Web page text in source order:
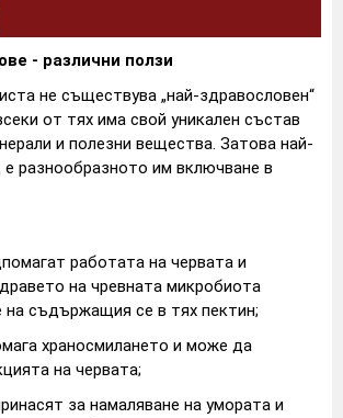
- различни ползи
не съществува „най-здравословен“
от тях има свой уникален състав
и полезни вещества. Затова най-
разнообразното им включване в
работата на червата и
на чревната микробиота
на съдържащия се в тях пектин;
храносмилането и може да
на червата;
за намаляване на умората и